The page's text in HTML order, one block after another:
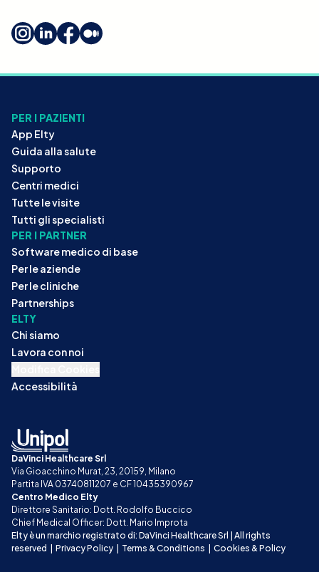
PER I PAZIENTI
App Elty
Guida alla salute
Supporto
Centri medici
Tutte le visite
Tutti gli specialisti
PER I PARTNER
Software medico di base
Per le aziende
Per le cliniche
Partnerships
ELTY
Chi siamo
Lavora con noi
Accessibilità
DaVinci Healthcare Srl
Via Gioacchino Murat, 23, 20159, Milano
Partita IVA 03740811207 e CF 10435390967
Centro Medico Elty
Direttore Sanitario: Dott. Rodolfo Buccico
Chief Medical Officer: Dott. Mario Improta
Elty è un marchio registrato di: DaVinci Healthcare Srl | All rights
reserved | Privacy Policy | Terms & Conditions | Cookies & Policy